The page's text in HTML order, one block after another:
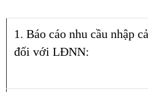
1. Báo cáo nhu cầu nhập
đối với LĐNN: